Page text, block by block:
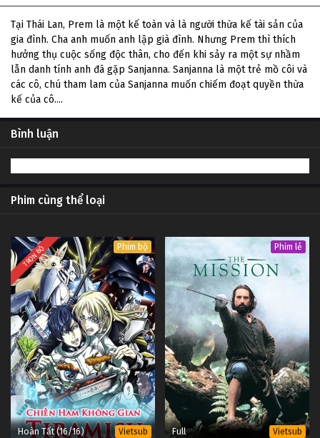
Tại Thái Lan, Prem là một kế toàn và là người thừa kế tài sản của
gia đình. Cha anh muốn anh lập già đình. Nhưng Prem thì thích
hưởng thụ cuộc sống độc thân, cho đến khi sảy ra một sự nhầm
lẫn danh tính anh đã gặp Sanjanna. Sanjanna là một trẻ mồ côi và
các cô, chú tham lam của Sanjanna muốn chiếm đoạt quyền thừa
kế của cô....
Bình luận
Phim cùng thể loại
TRỌN BỘ Phim bộ
Hoàn Tất (16/16) Vietsub
Phim lẻ
Full Vietsub